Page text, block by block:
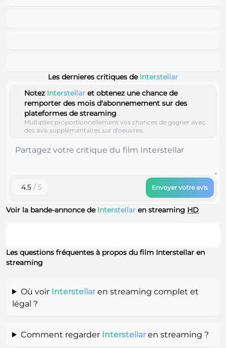
Les dernieres critiques de Interstellar
Notez Interstellar et obtenez une chance de
remporter des mois d'abonnemement sur des
plateformes de streaming
Multipliez proportionnellement vos chances de gagner avec
des avis supplémentaires sur d'oeuvres.
4.5 / 5 Envoyer votre avis
Voir la bande-annonce de Interstellar en streaming HD
Les questions fréquentes à propos du film Interstellar en
streaming
Où voir Interstellaren streaming complet et
légal ?
Comment regarder Interstellaren streaming ?